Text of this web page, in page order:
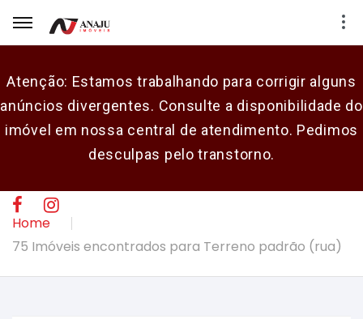
Atenção: Estamos trabalhando para corrigir alguns
anúncios divergentes. Consulte a disponibilidade do
imóvel em nossa central de atendimento. Pedimos
desculpas pelo transtorno.
E-mail
Home
75 Imóveis encontrados para Terreno padrão (rua)